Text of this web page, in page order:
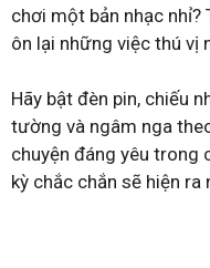
chơi một bản nhạc
ôn lại những việc thú vị
Hãy bật đèn pin, chiếu
tường và ngâm nga
chuyện đáng yêu trong
kỳ chắc chắn sẽ hiện